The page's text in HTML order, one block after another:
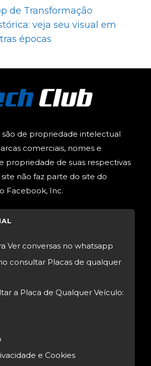
de Transformação
veja seu visual em
épocas
são de propriedade intelectual
comerciais, nomes e
propriedade de suas respectivas
não faz parte do site do
Facebook, Inc.
Ver conversas no whatsapp
consultar Placas de qualquer
a Placa de Qualquer Veículo:
e Cookies